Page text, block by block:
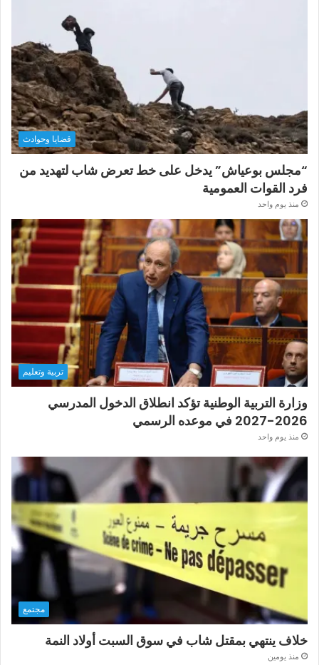
قضايا وحوادث
“مجلس بوعياش” يدخل على خط تعرض شاب لتهديد من
فرد القوات العمومية
منذ يوم واحد
تربية وتعليم
وزارة التربية الوطنية تؤكد انطلاق الدخول المدرسي
2026-2027 في موعده الرسمي
منذ يوم واحد
مجتمع
خلاف ينتهي بمقتل شاب في سوق السبت أولاد النمة
منذ يومين